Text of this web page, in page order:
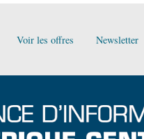
Voir les offres Newsletter